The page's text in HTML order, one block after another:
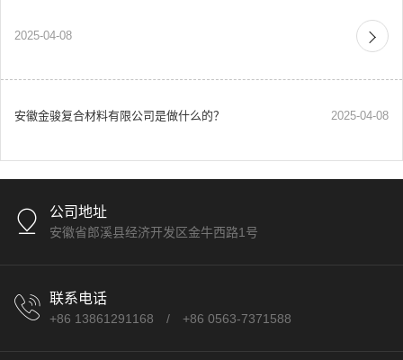
2025-04-08
安徽金骏复合材料有限公司是做什么的？ 2025-04-08
公司地址
安徽省郎溪县经济开发区金牛西路1号
联系电话
+86 13861291168 / +86 0563-7371588